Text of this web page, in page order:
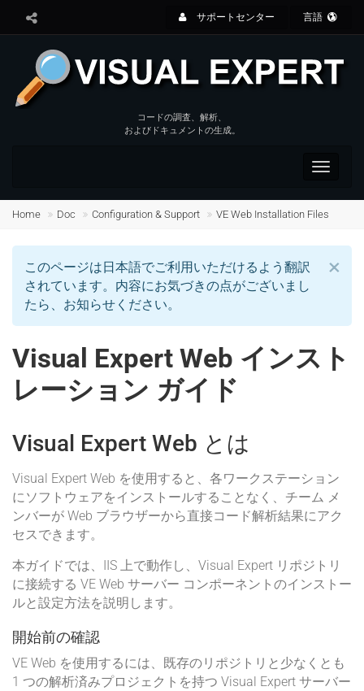
サポートセンター 言語
コードの調査、解析、
およびドキュメントの生成。
Toggle
Home Doc Configuration & Support VE Web Installation Files
×
このページは日本語でご利用いただけるよう翻訳
されています。内容にお気づきの点がございまし
たら、お知らせください。
Visual Expert Web インスト
レーション ガイド
Visual Expert Web とは
Visual Expert Web を使用すると、各ワークステーション
にソフトウェアをインストールすることなく、チーム メ
ンバーが Web ブラウザーから直接コード解析結果にアク
セスできます。
本ガイドでは、IIS 上で動作し、Visual Expert リポジトリ
に接続する VE Web サーバー コンポーネントのインストー
ルと設定方法を説明します。
開始前の確認
VE Web を使用するには、既存のリポジトリと少なくとも
1 つの解析済みプロジェクトを持つ Visual Expert サーバー